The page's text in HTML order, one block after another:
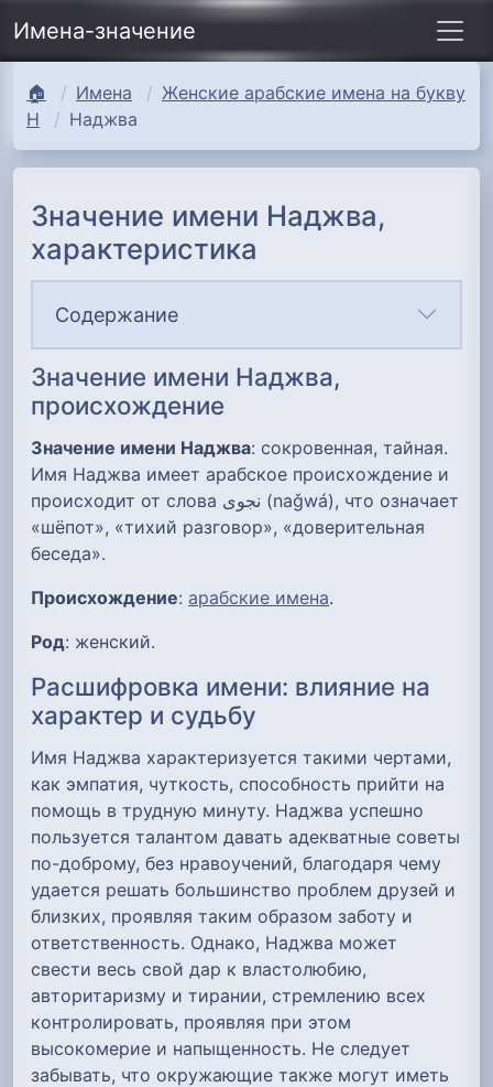
Имена-значение
🏠 Имена
Женские арабские имена на букву
Н
Наджва
Значение имени Наджва,
характеристика
Содержание
Значение имени Наджва,
происхождение
Значение имени Наджва: сокровенная, тайная.
Имя Наджва имеет арабское происхождение и
происходит от слова نجوى (naǧwá), что означает
«шёпот», «тихий разговор», «доверительная
беседа».
Происхождение: арабские имена.
Род: женский.
Расшифровка имени: влияние на
характер и судьбу
Имя Наджва характеризуется такими чертами,
как эмпатия, чуткость, способность прийти на
помощь в трудную минуту. Наджва успешно
пользуется талантом давать адекватные советы
по-доброму, без нравоучений, благодаря чему
удается решать большинство проблем друзей и
близких, проявляя таким образом заботу и
ответственность. Однако, Наджва может
свести весь свой дар к властолюбию,
авторитаризму и тирании, стремлению всех
контролировать, проявляя при этом
высокомерие и напыщенность. Не следует
забывать, что окружающие также могут иметь